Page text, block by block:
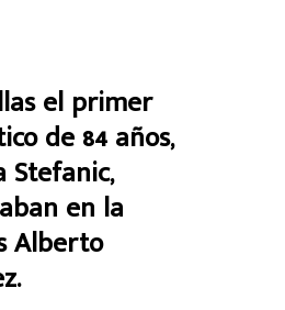
el primer
de 84 años,
Stefanic,
en la
Alberto